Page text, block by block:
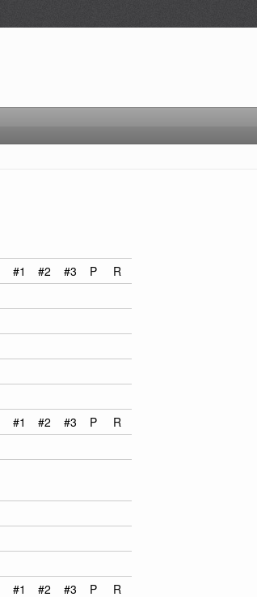
#1 #2 #3 P
R
#1 #2 #3 P
R
#1 #2 #3 P
R